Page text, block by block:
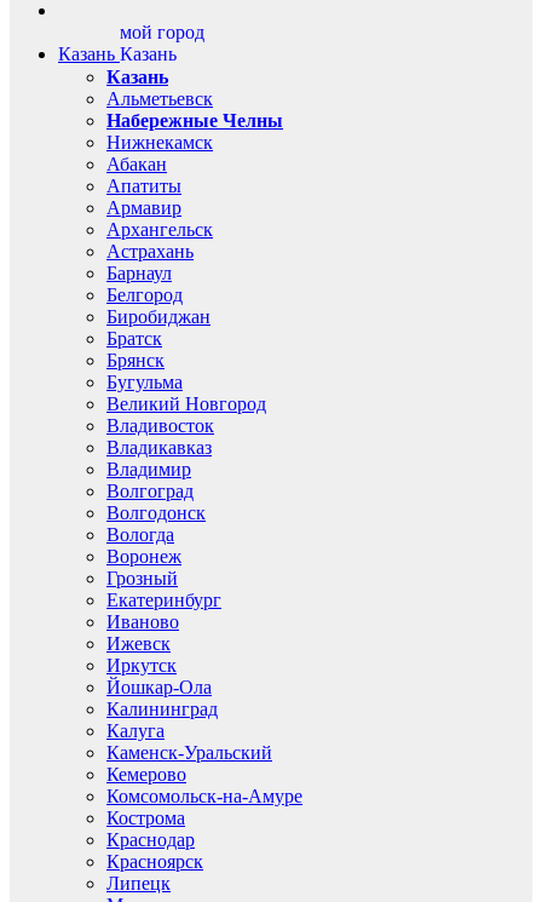
Казань
мой город
Казань
Казань
Альметьевск
Набережные Челны
Нижнекамск
Абакан
Апатиты
Армавир
Архангельск
Астрахань
Барнаул
Белгород
Биробиджан
Братск
Брянск
Бугульма
Великий Новгород
Владивосток
Владикавказ
Владимир
Волгоград
Волгодонск
Вологда
Воронеж
Грозный
Екатеринбург
Иваново
Ижевск
Иркутск
Йошкар-Ола
Калининград
Калуга
Каменск-Уральский
Кемерово
Комсомольск-на-Амуре
Кострома
Краснодар
Красноярск
Липецк